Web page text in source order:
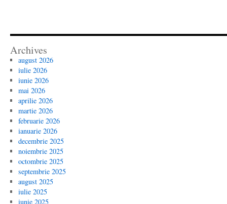
Archives
august 2026
iulie 2026
iunie 2026
mai 2026
aprilie 2026
martie 2026
februarie 2026
ianuarie 2026
decembrie 2025
noiembrie 2025
octombrie 2025
septembrie 2025
august 2025
iulie 2025
iunie 2025